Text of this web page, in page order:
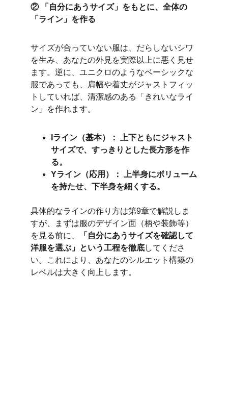
② 「自分にあうサイズ」をもとに、全体の
「ライン」を作る
サイズが合っていない服は、だらしないシワ
を生み、あなたの外見を実際以上に悪く見せ
ます。逆に、ユニクロのようなベーシックな
服であっても、肩幅や着丈がジャストフィッ
トしていれば、清潔感のある「きれいなライ
ン」を作れます。
Iライン（基本）： 上下ともにジャスト
サイズで、すっきりとした長方形を作
る。
Yライン（応用）： 上半身にボリューム
を持たせ、下半身を細くする。
具体的なラインの作り方は第9章で解説しま
すが、まずは服のデザイン面（柄や装飾等）
を見る前に、
「自分にあうサイズを確認して
洋服を選ぶ」という工程を徹底してくださ
い。これにより、あなたのシルエット構築の
レベルは大きく向上します。